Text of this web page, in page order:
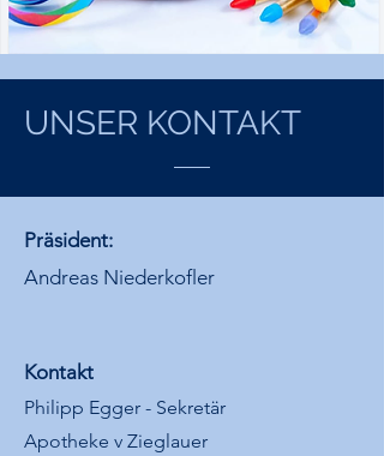
UNSER KONTAKT
Präsident:
Andreas Niederkofler
Kontakt
Philipp Egger - Sekretär
Apotheke v Zieglauer